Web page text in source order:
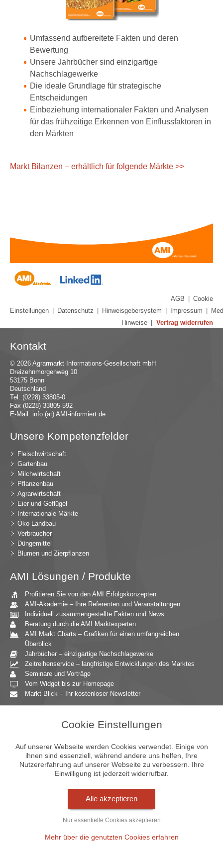
Umfassend aufbereitete Fakten und deren
Bewertung
Unsere Jahrbücher sind einzigartige
Nachschlagewerke
Die ideale Grundlage für strategische
Entscheidungen
Einbeziehung internationaler Fakten und Analysen
für das frühzeitige Erkennen von Einflussfaktoren in
den Märkten
Markt Bilanzen – erhältlich für folgende Märkte >>
AGB
Cookie
Einstellungen
Datenschutz Hinweisgebersystem Impressum
Hinweise
Vertrag widerrufen
Kontakt
© 2026 Agrarmarkt Informations-Gesellschaft mbH
Dreizehnmorgenweg 10
53175 Bonn
Deutschland
Tel. (0228) 33805-0
Fax (0228) 33805-592
E-Mail: info (at) AMI-informiert.de
Unsere Kompetenzfelder
Fleischwirtschaft
Gartenbau
Milchwirtschaft
Pflanzenbau
Agrarwirtschaft
Eier und Geflügel
Internationale Märkte
Öko-Landbau
Verbraucher
Düngemittel
Blumen und Zierpflanzen
AMI Lösungen / Produkte
Profitieren Sie von den AMI Erfolgskonzepten
AMI-Akademie – Ihre Referenten und Veranstaltungen
Individuell zusammengestellte Fakten und News
Beratung durch die AMI Marktexperten
AMI Markt Charts – Grafiken für einen umfangreichen
Überblick
Jahrbücher – einzigartige Nachschlagewerke
Zeitreihenservice – langfristige Entwicklungen des Marktes
Seminare und Vorträge
Vom Widget bis zur Homepage
Markt Blick – Ihr kostenloser Newsletter
Unternehmensberatung
Ernährungsgewerbe
Einzelhandel
Bildung & Wissenschaft
Presse & Medien
Cookie Einstellungen
Auf unserer Webseite werden Cookies verwendet. Einige von
ihnen sind essenziell, während andere uns helfen, Ihre
Nutzererfahrung auf unserer Webseite zu verbessern. Ihre
Einwilligung ist jederzeit widerrufbar.
Alle akzeptieren
Nur essentielle Cookies akzeptieren
Mehr über die genutzten Cookies erfahren